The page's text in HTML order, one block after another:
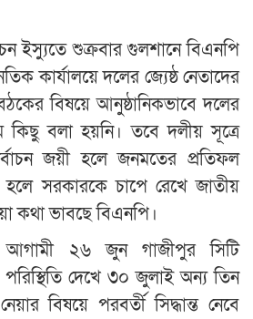
ইস্যুতে শুক্রবার গুলশানে বিএনপি
কার্যালয়ে দলের জ্যেষ্ঠ নেতাদের
বিষয়ে আনুষ্ঠানিকভাবে দলের
কিছু বলা হয়নি। তবে দলীয় সূত্রে
জয়ী হলে জনমতের প্রতিফল
সরকারকে চাপে রেখে জাতীয়
কথা ভাবছে বিএনপি।
২৬ জুন গাজীপুর সিটি
পরিস্থিতি দেখে ৩০ জুলাই অন্য তিন
বিষয়ে পরবর্তী সিদ্ধান্ত নেবে